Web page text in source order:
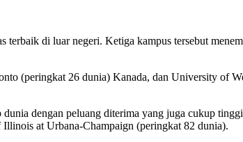
di luar negeri. Ketiga kampus tersebut
(peringkat 26 dunia) Kanada, dan University of
dengan peluang diterima yang juga cukup
at Urbana-Champaign (peringkat 82 dunia).